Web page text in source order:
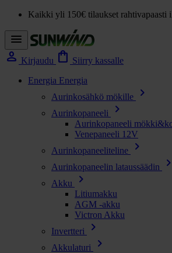
Kaikki yli 150€ tilaukset rahtivapaasti
menu
person Kirjaudu shopping_bag Siirry kassalle
Energia Energia
Aurinkosähkö mökille
chevron_right
Aurinkopaneeli chevron_right
Aurinkopaneeli
Venepaneeli 12V
Aurinkopaneeliteline
chevron_right
Aurinkopaneelin lataussäädin chevron_right
Akku chevron_right
Litiumakku
AGM -akku
Victron Akku
Invertteri
chevron_right
Akkulaturi chevron_right